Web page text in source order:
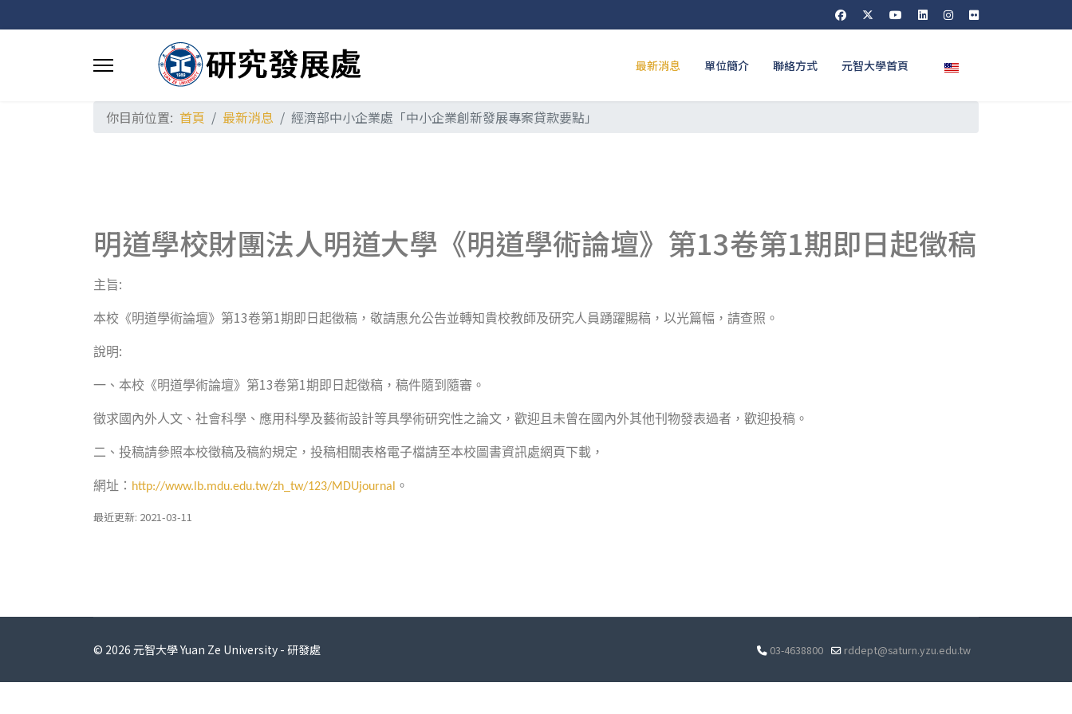
最新消息 單位簡介 聯絡方式 元智大學首頁 選擇你的語言
你目前位置: 首頁 最新消息 經濟部中小企業處「中小企業創新發展專案貸款要點」
明道學校財團法人明道大學《明道學術論壇》第13卷第1期即日起徵稿
主旨:
本校《明道學術論壇》第13卷第1期即日起徵稿，敬請惠允公告並轉知貴校教師及研究人員踴躍賜稿，以光篇幅，請查照。
說明:
一、本校《明道學術論壇》第13卷第1期即日起徵稿，稿件隨到隨審。
徵求國內外人文、社會科學、應用科學及藝術設計等具學術研究性之論文，歡迎且未曾在國內外其他刊物發表過者，歡迎投稿。
二、投稿請參照本校徵稿及稿約規定，投稿相關表格電子檔請至本校圖書資訊處網頁下載，
網址： http://www.lb.mdu.edu.tw/zh_tw/123/MDUjournal 。
最近更新: 2021-03-11
© 2026 元智大學 Yuan Ze University - 研發處 03-4638800 rddept@saturn.yzu.edu.tw